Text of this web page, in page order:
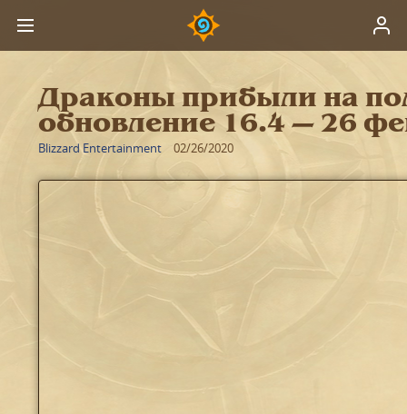
Драконы прибыли на
обновление 16.4 ― 26
Blizzard Entertainment 02/26/2020